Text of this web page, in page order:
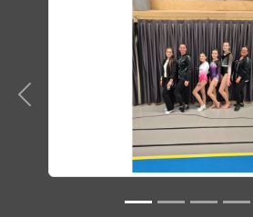
Précedent